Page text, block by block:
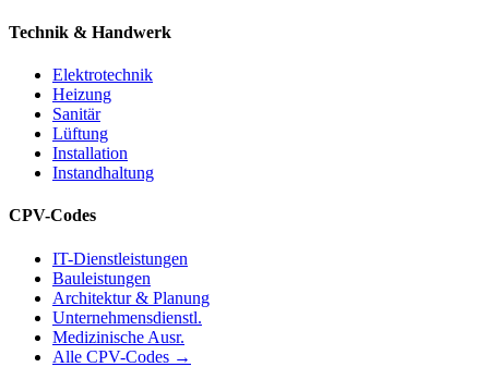
Technik & Handwerk
Elektrotechnik
Heizung
Sanitär
Lüftung
Installation
Instandhaltung
CPV-Codes
IT-Dienstleistungen
Bauleistungen
Architektur & Planung
Unternehmensdienstl.
Medizinische Ausr.
Alle CPV-Codes →